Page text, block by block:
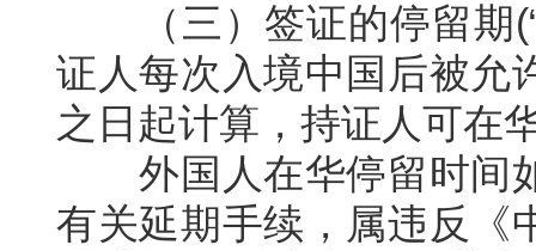
（三）签证的停留期
证人每次入境中国后被允
之日起计算，持证人可在
外国人在华停留时间
有关延期手续，属违反《